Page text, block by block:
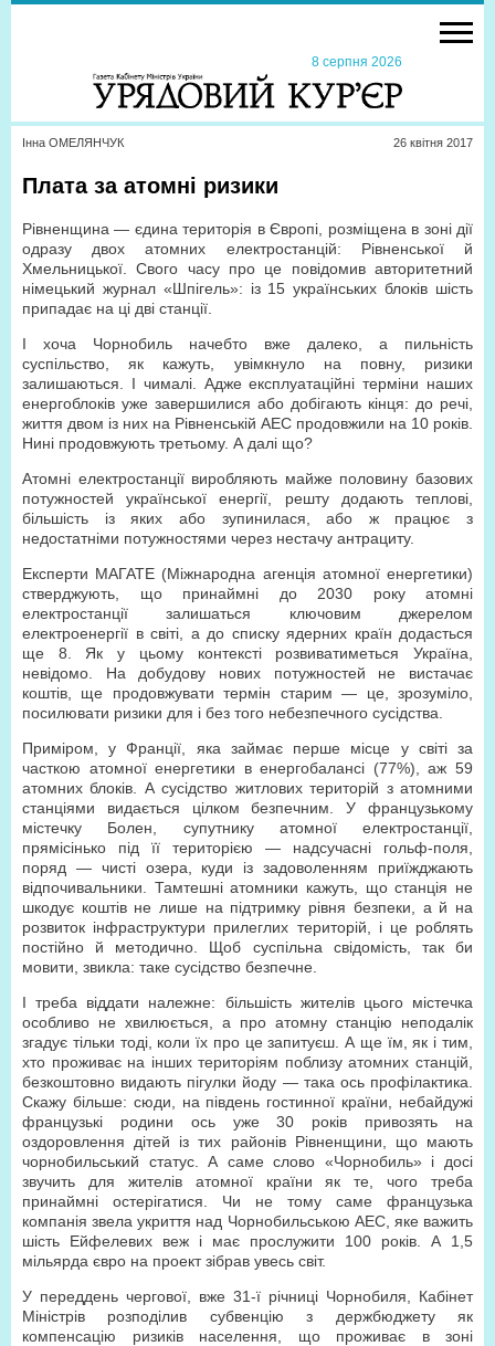
8 серпня 2026
Інна ОМЕЛЯНЧУК 26 квiтня 2017
Плата за атомні ризики
Рівненщина — єдина територія в Європі, розміщена в зоні дії
одразу двох атомних електростанцій: Рівненської й
Хмельницької. Свого часу про це повідомив авторитетний
німецький журнал «Шпігель»: із 15 українських блоків шість
припадає на ці дві станції.
І хоча Чорнобиль начебто вже далеко, а пильність
суспільство, як кажуть, увімкнуло на повну, ризики
залишаються. І чималі. Адже експлуатаційні терміни наших
енергоблоків уже завершилися або добігають кінця: до речі,
життя двом із них на Рівненській АЕС продовжили на 10 років.
Нині продовжують третьому. А далі що?
Атомні електростанції виробляють майже половину базових
потужностей української енергії, решту додають теплові,
більшість із яких або зупинилася, або ж працює з
недостатніми потужностями через нестачу антрациту.
Експерти МАГАТЕ (Міжнародна агенція атомної енергетики)
стверджують, що принаймні до 2030 року атомні
електростанції залишаться ключовим джерелом
електроенергії в світі, а до списку ядерних країн додасться
ще 8. Як у цьому контексті розвиватиметься Україна,
невідомо. На добудову нових потужностей не вистачає
коштів, ще продовжувати термін старим — це, зрозуміло,
посилювати ризики для і без того небезпечного сусідства.
Приміром, у Франції, яка займає перше місце у світі за
часткою атомної енергетики в енергобалансі (77%), аж 59
атомних блоків. А сусідство житлових територій з атомними
станціями видається цілком безпечним. У французькому
містечку Болен, супутнику атомної електростанції,
прямісінько під її територією — надсучасні гольф-поля,
поряд — чисті озера, куди із задоволенням приїжджають
відпочивальники. Тамтешні атомники кажуть, що станція не
шкодує коштів не лише на підтримку рівня безпеки, а й на
розвиток інфраструктури прилеглих територій, і це роблять
постійно й методично. Щоб суспільна свідомість, так би
мовити, звикла: таке сусідство безпечне.
І треба віддати належне: більшість жителів цього містечка
особливо не хвилюється, а про атомну станцію неподалік
згадує тільки тоді, коли їх про це запитуєш. А ще їм, як і тим,
хто проживає на інших територіям поблизу атомних станцій,
безкоштовно видають пігулки йоду — така ось профілактика.
Скажу більше: сюди, на південь гостинної країни, небайдужі
французькі родини ось уже 30 років привозять на
оздоровлення дітей із тих районів Рівненщини, що мають
чорнобильський статус. А саме слово «Чорнобиль» і досі
звучить для жителів атомної країни як те, чого треба
принаймні остерігатися. Чи не тому саме французька
компанія звела укриття над Чорнобильською АЕС, яке важить
шість Ейфелевих веж і має прослужити 100 років. А 1,5
мільярда євро на проект зібрав увесь світ.
У переддень чергової, вже 31-ї річниці Чорнобиля, Кабінет
Міністрів розподілив субвенцію з держбюджету як
компенсацію ризиків населення, що проживає в зоні